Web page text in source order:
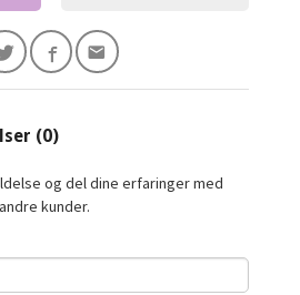
(0)
og del dine erfaringer med
kunder.